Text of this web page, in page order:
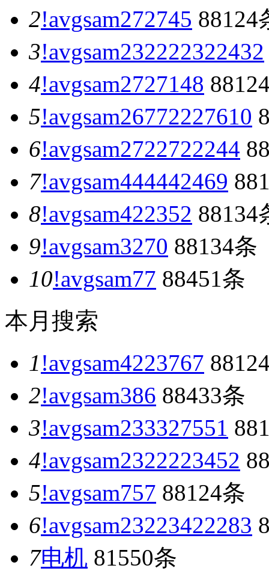
2!avgsam272745 88124
3!avgsam232222322432
4!avgsam2727148
5!avgsam26772227610
6!avgsam2722722244
7!avgsam444442469
8!avgsam422352 88134
9!avgsam3270 88134条
10!avgsam77 88451条
本月搜索
1 !avgsam4223767
2!avgsam386 88433条
3!avgsam233327551
4!avgsam2322223452
5!avgsam757 88124条
6!avgsam23223422283
7电机 81550条